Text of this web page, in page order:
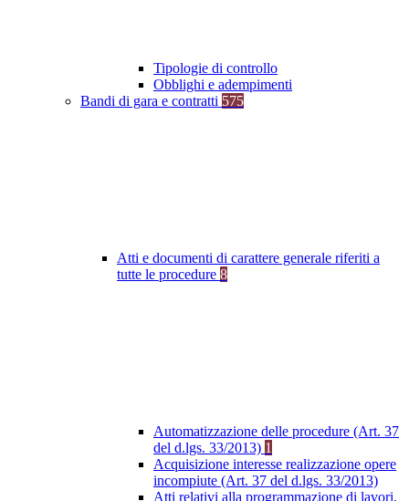
Tipologie di controllo
Obblighi e adempimenti
Bandi di gara e contratti 575
Atti e documenti di carattere generale riferiti a
tutte le procedure 8
Automatizzazione delle procedure (Art. 37
del d.lgs. 33/2013) 1
Acquisizione interesse realizzazione opere
incompiute (Art. 37 del d.lgs. 33/2013)
Atti relativi alla programmazione di lavori,